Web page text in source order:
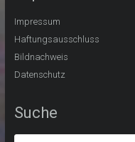
Impressum
Haftungsausschluss
Bildnachweis
Datenschutz
Suche